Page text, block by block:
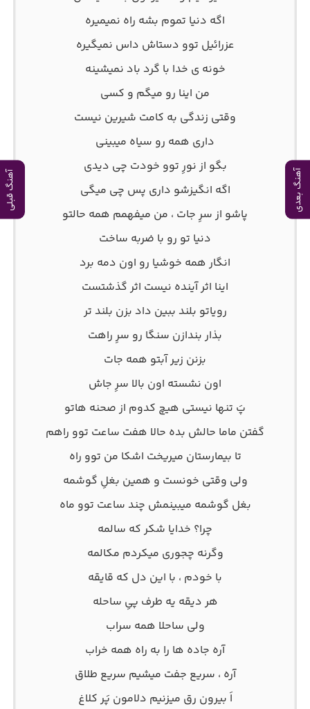
آهنگ بعدی آهنگ قبلی
اگه دنیا تموم بشه راه نمیمیره
عزرائیل توو دستاش داس نمیگیره
خونه ی خدا با گرد باد نمیشینه
من اینا رو میگم و کسی
وقتی زندگی به کامت شیرین نیست
داری همه رو سیاه میبینی
بگو از نورِ توو خودت چی دیدی
اگه انگیزشو داری پس چی میگی
پاشو از سرِ جات ، من میفهمم همه حالتو
دنیا تو رو با ضربه ساخت
انگار همه خوشیا رو اون دمه برد
اینا اثر آینده نیست اثر گذشتست
رویاتو بلند ببین داد بزن بلند تر
بذار بندازن سنگا رو سرِ راهت
بزنن زیر آبتو همه جات
اون نشسته اون بالا سرِ جاش
پَ تنها نیستی هیچ کدوم از صحنه هاتو
گفتن ماما حالش بده حالا هفت ساعت توو راهم
تا بیمارستان میریخت اشکا من توو راه
ولی وقتی خونست و همین بغلِ گوشمه
بغل گوشمه میبینمش چند ساعت توو ماه
چرا؟ خدایا شکر که سالمه
وگرنه چجوری میکردم مکالمه
با خودم ، با این دل که قایقه
هر دیقه یه طرف پیِ ساحله
ولی ساحلا همه سراب
آره جاده ها را به راه همه خراب
آره ، سریع جفت میشیم سریع طلاق
اَ بیرون رق میزنیم دلامون پَر کلاغ